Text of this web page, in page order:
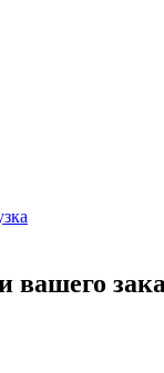
вашего